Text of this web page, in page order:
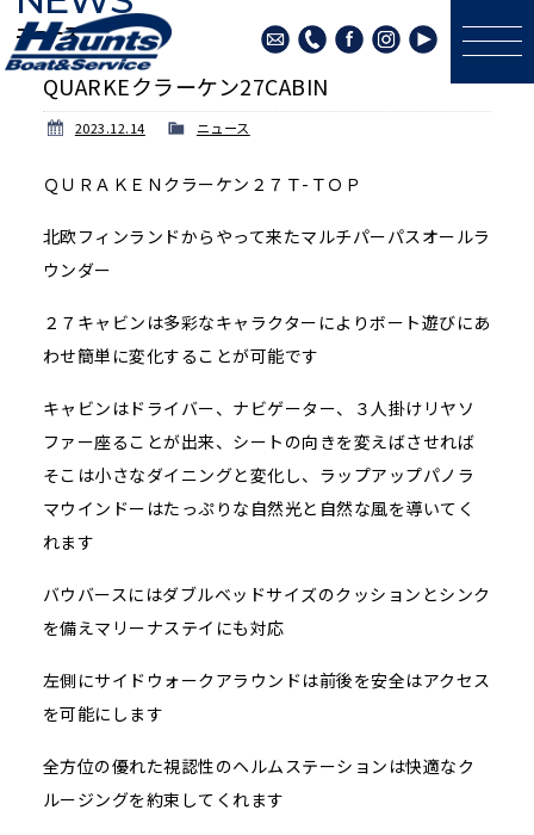
ニュース
QUARKEクラーケン27CABIN
2023.12.14 ニュース
ＱＵＲＡＫＥＮクラーケン２７Ｔ-ＴＯＰ
北欧フィンランドからやって来たマルチパーパスオールラ
ウンダー
２７キャビンは多彩なキャラクターによりボート遊びにあ
わせ簡単に変化することが可能です
キャビンはドライバー、ナビゲーター、３人掛けリヤソ
ファー座ることが出来、シートの向きを変えばさせれば
そこは小さなダイニングと変化し、ラップアップパノラ
マウインドーはたっぷりな自然光と自然な風を導いてく
れます
バウバースにはダブルベッドサイズのクッションとシンク
を備えマリーナステイにも対応
左側にサイドウォークアラウンドは前後を安全はアクセス
を可能にします
全方位の優れた視認性のヘルムステーションは快適なク
ルージングを約束してくれます